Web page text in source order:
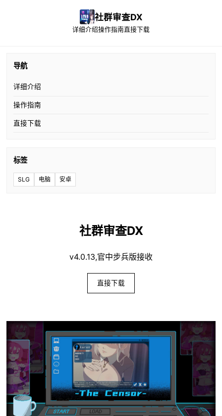
社群审查DX
详细介绍操作指南直接下载
导航
详细介绍
操作指南
直接下载
标签
SLG 电脑 安卓
社群审查DX
v4.0.13,官中步兵版接收
直接下载